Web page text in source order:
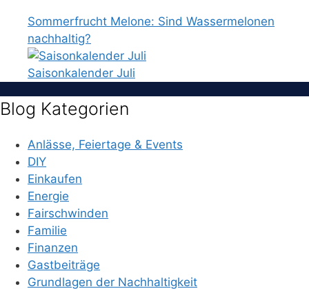
Sommerfrucht Melone: Sind Wassermelonen
nachhaltig?
Saisonkalender Juli
Blog Kategorien
Anlässe, Feiertage & Events
DIY
Einkaufen
Energie
Fairschwinden
Familie
Finanzen
Gastbeiträge
Grundlagen der Nachhaltigkeit